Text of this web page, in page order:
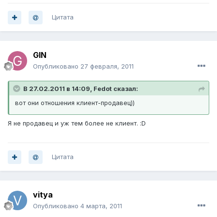
Цитата
GIN
Опубликовано 27 февраля, 2011
В 27.02.2011 в 14:09, Fedot сказал:
вот они отношения клиент-продавец))
Я не продавец и уж тем более не клиент. :D
Цитата
vitya
Опубликовано 4 марта, 2011